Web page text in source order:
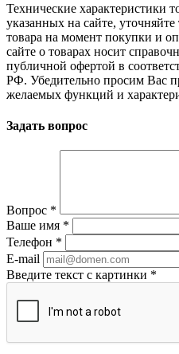
Технические характеристики
указанных на сайте,
товара на момент покупки и
сайте о товарах носит
публичной офертой в
РФ. Убедительно просим Вас
желаемых функций и
Задать вопрос
Вопрос *
Ваше имя *
Телефон *
E-mail
Введите текст с картинки *